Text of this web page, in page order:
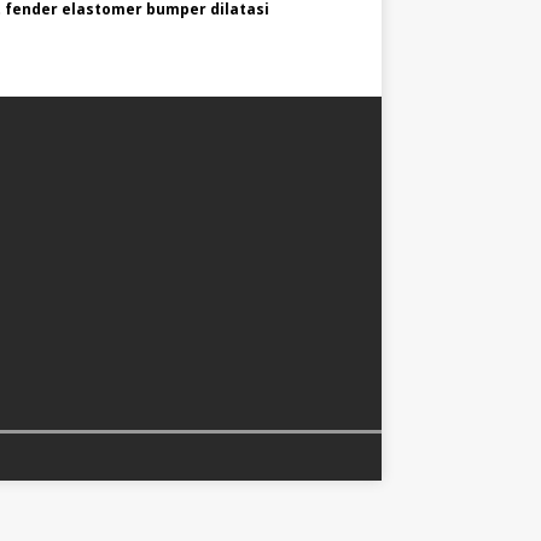
elastomer bumper dilatasi